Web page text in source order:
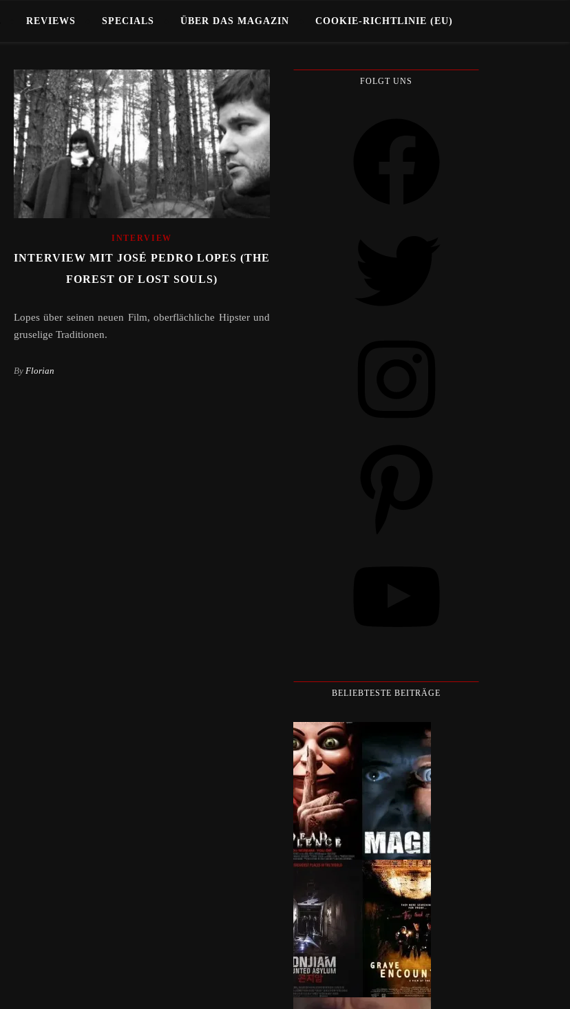
REVIEWS SPECIALS ÜBER DAS MAGAZIN COOKIE-RICHTLINIE (EU)
INTERVIEW
INTERVIEW MIT JOSÉ PEDRO LOPES (THE
FOREST OF LOST SOULS)
Lopes über seinen neuen Film, oberflächliche Hipster und
gruselige Traditionen.
By Florian
FOLGT UNS
BELIEBTESTE BEITRÄGE